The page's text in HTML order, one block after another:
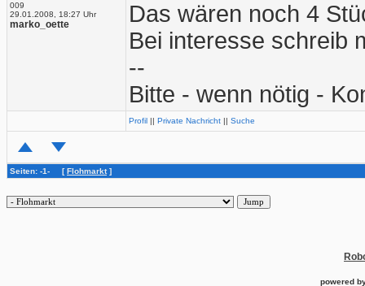
009
29.01.2008, 18:27 Uhr
marko_oette
Das wären noch 4
Bei interesse schreib
--
Bitte - wenn nötig -
Profil || Private Nachricht || Suche
Seiten: -1- [Flohmarkt]
powered